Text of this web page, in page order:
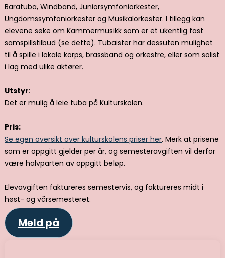
Baratuba, Windband, Juniorsymfoniorkester,
Ungdomssymfoniorkester og Musikalorkester. I tillegg kan
elevene søke om Kammermusikk som er et ukentlig fast
samspillstilbud (se dette). Tubaister har dessuten mulighet
til å spille i lokale korps, brassband og orkestre, eller som solist
i lag med ulike aktører.
Utstyr:
Det er mulig å leie tuba på Kulturskolen.
Pris:
Se egen oversikt over kulturskolens priser her. Merk at prisene
som er oppgitt gjelder per år, og semesteravgiften vil derfor
være halvparten av oppgitt beløp.
Elevavgiften faktureres semestervis, og faktureres midt i
høst- og vårsemesteret.
Meld på